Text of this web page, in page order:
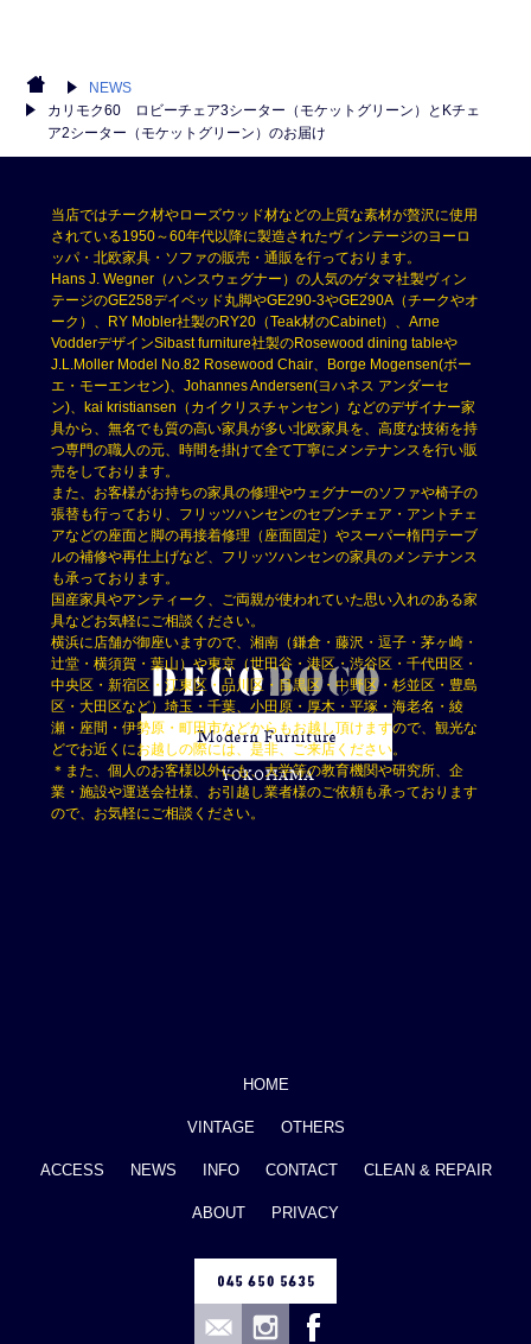
NEWS
カリモク60 ロビーチェア3シーター（モケットグリーン）とKチェ
ア2シーター（モケットグリーン）のお届け
当店ではチーク材やローズウッド材などの上質な素材が贅沢に使用
されている1950～60年代以降に製造されたヴィンテージのヨーロ
ッパ・北欧家具・ソファの販売・通販を行っております。
Hans J. Wegner（ハンスウェグナー）の人気のゲタマ社製ヴィン
テージのGE258デイベッド丸脚やGE290-3やGE290A（チークやオ
ーク）、RY Mobler社製のRY20（Teak材のCabinet）、Arne
VodderデザインSibast furniture社製のRosewood dining tableや
J.L.Moller Model No.82 Rosewood Chair、Borge Mogensen(ボー
エ・モーエンセン)、Johannes Andersen(ヨハネス アンダーセ
ン)、kai kristiansen（カイクリスチャンセン）などのデザイナー家
具から、無名でも質の高い家具が多い北欧家具を、高度な技術を持
つ専門の職人の元、時間を掛けて全て丁寧にメンテナンスを行い販
売をしております。
また、お客様がお持ちの家具の修理やウェグナーのソファや椅子の
張替も行っており、フリッツハンセンのセブンチェア・アントチェ
アなどの座面と脚の再接着修理（座面固定）やスーパー楕円テーブ
ルの補修や再仕上げなど、フリッツハンセンの家具のメンテナンス
も承っております。
国産家具やアンティーク、ご両親が使われていた思い入れのある家
具などお気軽にご相談ください。
横浜に店舗が御座いますので、湘南（鎌倉・藤沢・逗子・茅ヶ崎・
辻堂・横須賀・葉山）や東京（世田谷・港区・渋谷区・千代田区・
中央区・新宿区・江東区・品川区・目黒区・中野区・杉並区・豊島
区・大田区など）埼玉・千葉、小田原・厚木・平塚・海老名・綾
瀬・座間・伊勢原・町田市などからもお越し頂けますので、観光な
どでお近くにお越しの際には、是非、ご来店ください。
＊また、個人のお客様以外にも、大学等の教育機関や研究所、企
業・施設や運送会社様、お引越し業者様のご依頼も承っております
ので、お気軽にご相談ください。
HOME
VINTAGE OTHERS
ACCESS NEWS INFO CONTACT CLEAN & REPAIR
ABOUT PRIVACY